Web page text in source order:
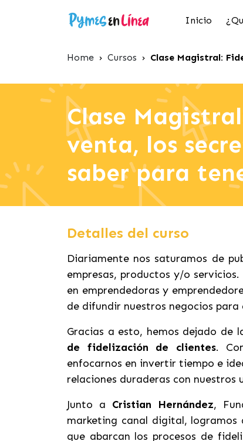
Inicio
Home › Cursos › Clase Magistral:
Clase
venta, los
saber para
Detalles del curso
Diariamente nos saturamos de
empresas, productos y/o
en emprendedoras y
de difundir nuestros negocios para
Gracias a esto, hemos dejado de
de fidelización de clientes.
enfocarnos en invertir tiempo e
relaciones duraderas con nuestros
Junto a Cristian Hernández,
marketing canal digital,
que abarcan los procesos de